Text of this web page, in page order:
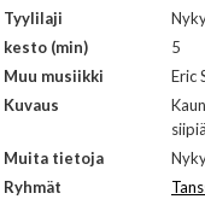
Tyylilaji
kesto (min)
5
Muu musiikki
Eric
Kuvaus
Muita tietoja
Ryhmät